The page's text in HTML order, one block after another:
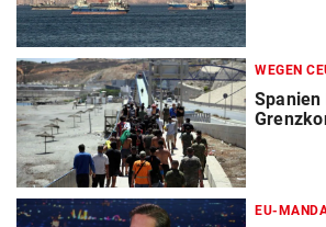
WEGEN
EU-